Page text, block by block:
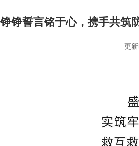
铮铮誓言铭于心，携手共筑
更